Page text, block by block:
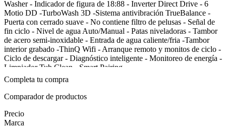
Tipo de
lavadora
Full Touch Buttons & LED Display
Bloqueo de
seguridad de
puertas
Puerta con cerrado suave
Mostrar más
Washer - Indicador de figura de 18:88 - Inverter Direct Drive - 6
Motio DD -TurboWash 3D -Sistema antivibración TrueBalance -
Puerta con cerrado suave - No contiene filtro de pelusas - Señal de
fin ciclo - Nivel de agua Auto/Manual - Patas niveladoras - Tambor
de acero semi-inoxidable - Entrada de agua caliente/fria -Tambor
interior grabado -ThinQ Wifi - Arranque remoto y monitos de ciclo -
Ciclo de descargar - Diagnóstico inteligente - Monitoreo de energía -
Limpiador Tub Clean - Smart Pairing -
Garantía: 12 Meses
Mostrar más
Completa tu compra
Comparador de productos
Precio
Marca